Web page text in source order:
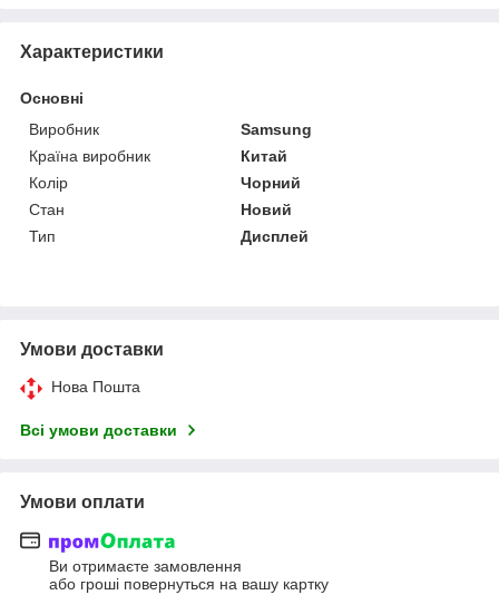
Характеристики
Основні
Виробник
Samsung
Країна виробник
Китай
Колір
Чорний
Стан
Новий
Тип
Дисплей
Умови доставки
Нова Пошта
Всі умови доставки
Умови оплати
Ви отримаєте замовлення
або гроші повернуться на вашу картку